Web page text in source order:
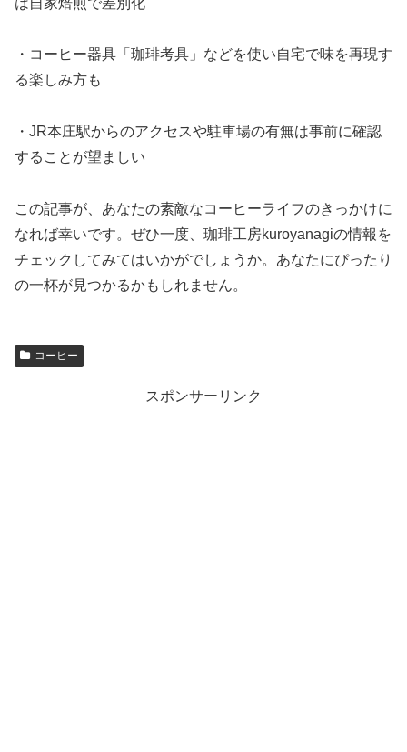
・コーヒー器具「珈琲考具」などを使い自宅で味を再現す
る楽しみ方も
・JR本庄駅からのアクセスや駐車場の有無は事前に確認
することが望ましい
この記事が、あなたの素敵なコーヒーライフのきっかけに
なれば幸いです。ぜひ一度、珈琲工房kuroyanagiの情報を
チェックしてみてはいかがでしょうか。あなたにぴったり
の一杯が見つかるかもしれません。
コーヒー
スポンサーリンク